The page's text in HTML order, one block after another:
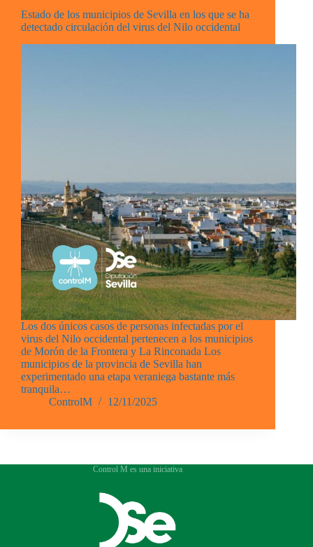
Estado de los municipios de Sevilla en los que se ha
detectado circulación del virus del Nilo occidental
Los dos únicos casos de personas infectadas por el
virus del Nilo occidental pertenecen a los municipios
de Morón de la Frontera y La Rinconada Los
municipios de la provincia de Sevilla han
experimentado una etapa veraniega bastante más
tranquila…
ControlM
12/11/2025
Control M es una iniciativa